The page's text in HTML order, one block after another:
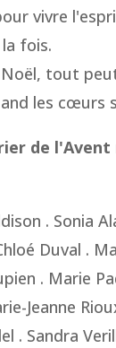
vivre
fois.
Noël, tout
les cœurs
de
. Sonia
Duval .
. Marie
Jeanne
. Sandra